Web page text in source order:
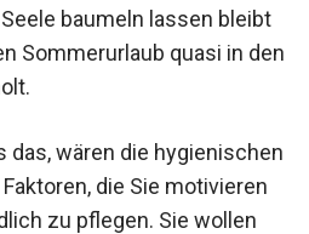
baumeln lassen bleibt
Sommerurlaub quasi in den
das, wären die hygienischen
die Sie motivieren
zu pflegen. Sie wollen